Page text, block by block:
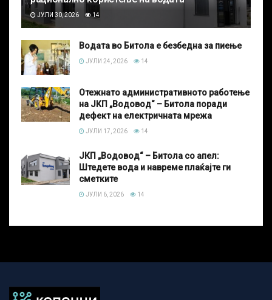
ЈУЛИ 30, 2026 14
Водата во Битола е безбедна за пиење
ЈУЛИ 24, 2026 14
Отежнато административното работење
на ЈКП „Водовод“ – Битола поради
дефект на електричната мрежа
ЈУЛИ 17, 2026 14
ЈКП „Водовод“ – Битола со апел:
Штедете вода и навреме плаќајте ги
сметките
ЈУЛИ 6, 2026 14